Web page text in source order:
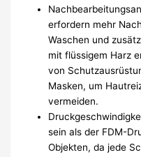
erfordern mehr
Waschen und
mit flüssigem Harz
von
Masken, um
vermeiden.
sein als der FDM-
Objekten, da jede